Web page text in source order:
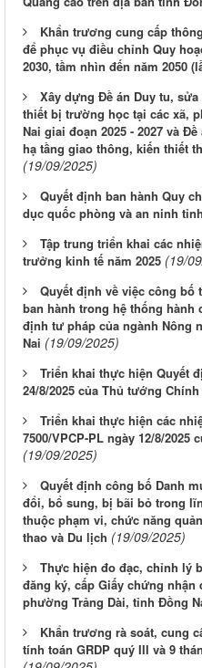
Khẩn trương cung cấp
để phục vụ điều chỉnh Quy
2030, tầm nhìn đến năm 2050
Xây dựng Đề án Duy tu,
thiết bị trường học tại các xã,
Nai giai đoạn 2025 - 2027 và
hạ tầng giao thông, kiến thiết
(19/09/2025)
Quyết định ban hành Quy
dục quốc phòng và an ninh
Tập trung triển khai các
trưởng kinh tế năm 2025 (19/
Quyết định về việc công
ban hành trong hệ thống
định tư pháp của ngành Nông
Nai (19/09/2025)
Triển khai thực hiện Quyết
24/8/2025 của Thủ tướng
Triển khai thực hiện các
7500/VPCP-PL ngày 12/8/2025
(19/09/2025)
Quyết định công bố Danh
đổi, bổ sung, bị bãi bỏ trong
thuộc phạm vi, chức năng
thao và Du lịch (19/09/2025)
Thực hiện đo đạc, chỉnh lý
đăng ký, cấp Giấy chứng
phường Trảng Dài, tỉnh Đồng
Khẩn trương rà soát, cung
tính toán GRDP quý III và 9